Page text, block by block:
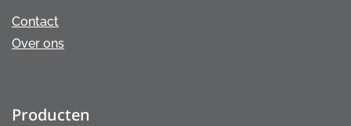
Contact
Over ons
Producten